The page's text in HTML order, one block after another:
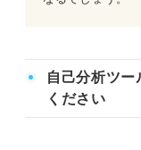
自己分析ツー
ください